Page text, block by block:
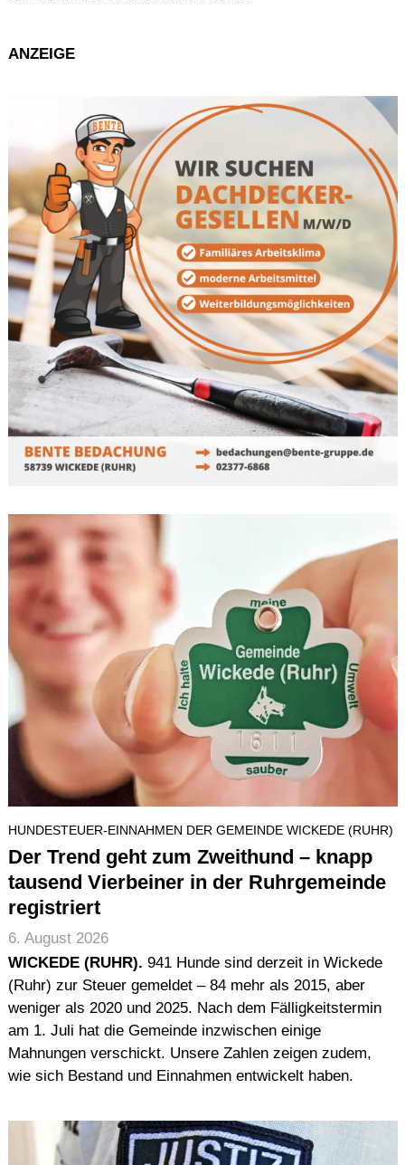
ANZEIGE
HUNDESTEUER-EINNAHMEN DER GEMEINDE WICKEDE (RUHR)
Der Trend geht zum Zweithund – knapp
tausend Vierbeiner in der Ruhrgemeinde
registriert
6. August 2026
WICKEDE (RUHR). 941 Hunde sind derzeit in Wickede
(Ruhr) zur Steuer gemeldet – 84 mehr als 2015, aber
weniger als 2020 und 2025. Nach dem Fälligkeitstermin
am 1. Juli hat die Gemeinde inzwischen einige
Mahnungen verschickt. Unsere Zahlen zeigen zudem,
wie sich Bestand und Einnahmen entwickelt haben.